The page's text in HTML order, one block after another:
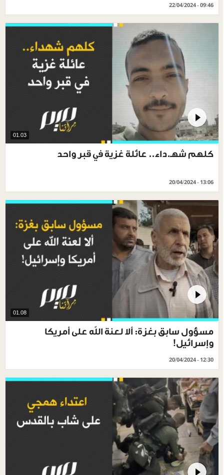
22/04/2024 - 09:46
01.03
كلهم شهـ.داء.. عائلة غزية في قبر واحد
20/04/2024 - 13:06
01.08
مسؤول سابق بغزة: ألا لعنة الله على أمريكا
وإسرائيل!
20/04/2024 - 12:30